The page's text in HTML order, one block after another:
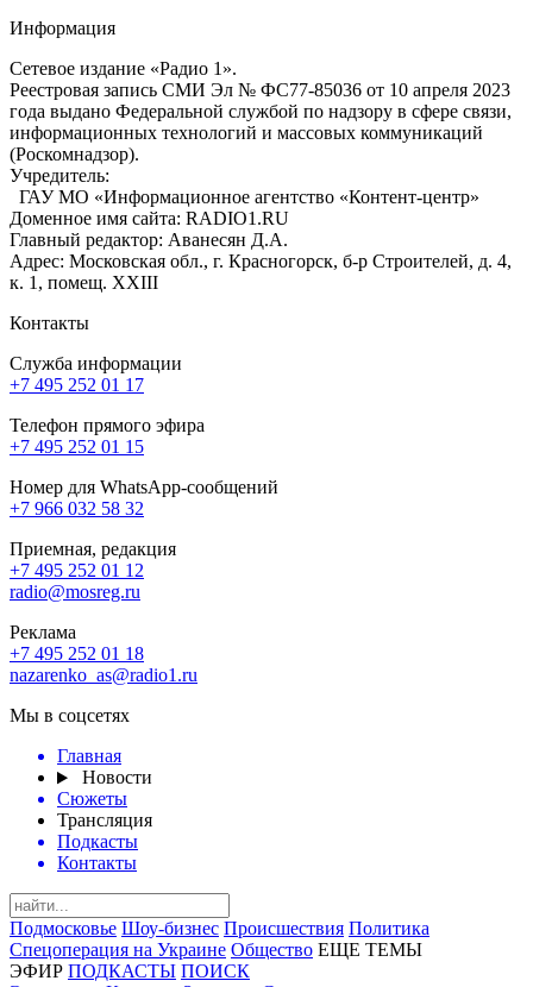
Информация
Сетевое издание «Радио 1».
Реестровая запись СМИ Эл № ФС77-85036 от 10 апреля 2023
года выдано Федеральной службой по надзору в сфере связи,
информационных технологий и массовых коммуникаций
(Роскомнадзор).
Учредитель:
ГАУ МО «Информационное агентство «Контент-центр»
Доменное имя сайта: RADIO1.RU
Главный редактор: Аванесян Д.А.
Адрес: Московская обл., г. Красногорск, б-р Строителей, д. 4,
к. 1, помещ. XXIII
Контакты
Служба информации
+7 495 252 01 17
Телефон прямого эфира
+7 495 252 01 15
Номер для WhatsApp-сообщений
+7 966 032 58 32
Приемная, редакция
+7 495 252 01 12
radio@mosreg.ru
Реклама
+7 495 252 01 18
nazarenko_as@radio1.ru
Мы в соцсетях
Главная
Новости
Сюжеты
Трансляция
Подкасты
Контакты
Подмосковье Шоу-бизнес Происшествия Политика
Спецоперация на Украине Общество ЕЩЕ ТЕМЫ
ЭФИР ПОДКАСТЫ ПОИСК